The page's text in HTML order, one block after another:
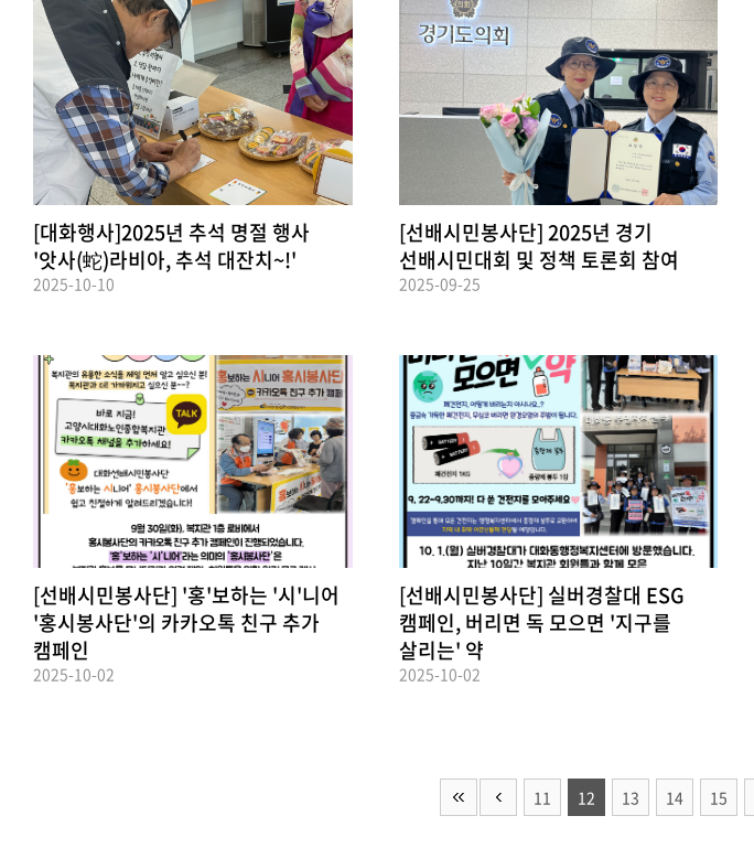
[대화행사]2025년 추석 명절 행사
'앗사(蛇)라비아, 추석 대잔치~!'
2025-10-10
[선배시민봉사단] 2025년 경기
선배시민대회 및 정책 토론회 참여
2025-09-25
[선배시민봉사단] '홍'보하는 '시'니어
'홍시봉사단'의 카카오톡 친구 추가
캠페인
2025-10-02
[선배시민봉사단] 실버경찰대 ESG
캠페인, 버리면 독 모으면 '지구를
살리는' 약
2025-10-02
11 12 13 14 15